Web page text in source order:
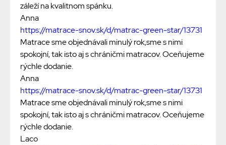
záleží na kvalitnom spánku.
Anna
https://matrace-snov.sk/d/matrac-green-star/13731
Matrace sme objednávali minulý rok,sme s nimi
spokojní, tak isto aj s chráničmi matracov. Oceňujeme
rýchle dodanie.
Anna
https://matrace-snov.sk/d/matrac-green-star/13731
Matrace sme objednávali minulý rok,sme s nimi
spokojní, tak isto aj s chráničmi matracov. Oceňujeme
rýchle dodanie.
Laco